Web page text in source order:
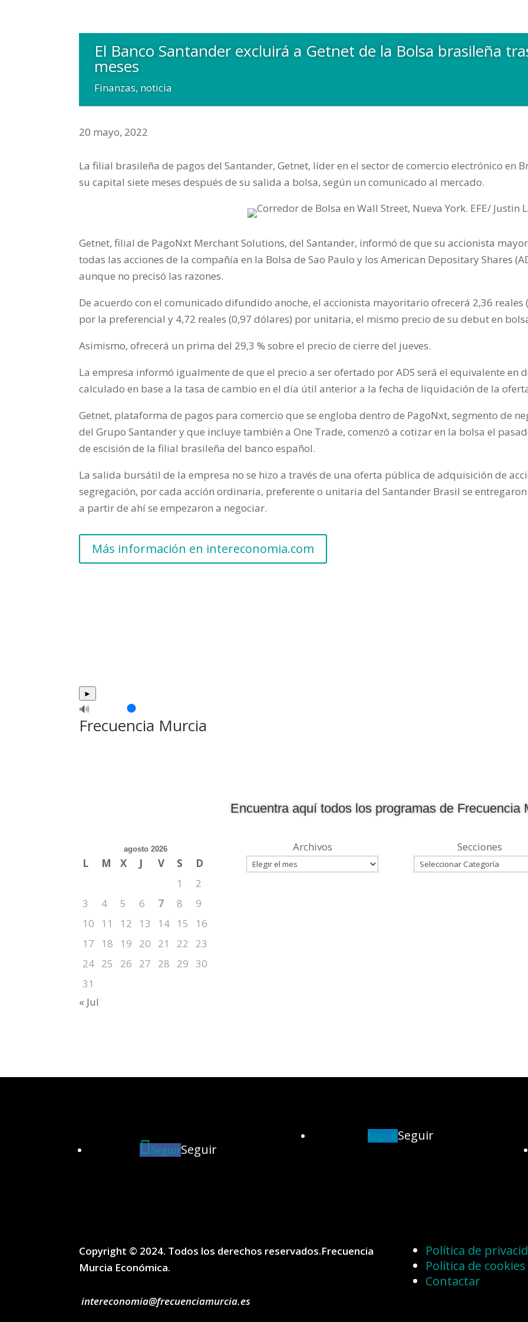
El Banco Santander excluirá a Getnet de la Bolsa brasileña
meses
Finanzas, noticia
20 mayo, 2022
La filial brasileña de pagos del Santander, Getnet, líder en el sector de comercio electrónico en
su capital siete meses después de su salida a bolsa, según un comunicado al mercado.
Getnet, filial de PagoNxt Merchant Solutions, del Santander, informó de que su accionista
todas las acciones de la compañía en la Bolsa de Sao Paulo y los American Depositary Shares
aunque no precisó las razones.
De acuerdo con el comunicado difundido anoche, el accionista mayoritario ofrecerá 2,36
por la preferencial y 4,72 reales (0,97 dólares) por unitaria, el mismo precio de su debut en
Asimismo, ofrecerá un prima del 29,3 % sobre el precio de cierre del jueves.
La empresa informó igualmente de que el precio a ser ofertado por ADS será el equivalente en
calculado en base a la tasa de cambio en el día útil anterior a la fecha de liquidación de la
Getnet, plataforma de pagos para comercio que se engloba dentro de PagoNxt, segmento de
del Grupo Santander y que incluye también a One Trade, comenzó a cotizar en la bolsa el
de escisión de la filial brasileña del banco español.
La salida bursátil de la empresa no se hizo a través de una oferta pública de adquisición de
segregación, por cada acción ordinaria, preferente o unitaria del Santander Brasil se
a partir de ahí se empezaron a negociar.
Más información en intereconomia.com
►
🔊
Frecuencia Murcia
Encuentra aquí todos los programas de Frecuencia
agosto 2026
L M X J V S
D
1
2
3
4 5 6 7 8
9
10
11 12 13 14 15
16
17
18 19 20 21 22
23
24 25 26 27 28 29 30
31
« Jul
Archivos Secciones
SeguirSeguir
SeguirSeguir
Copyright © 2024. Todos los derechos reservados.Frecuencia
Murcia Económica.
intereconomia@frecuenciamurcia.es
Política de
Política de cookies
Contactar